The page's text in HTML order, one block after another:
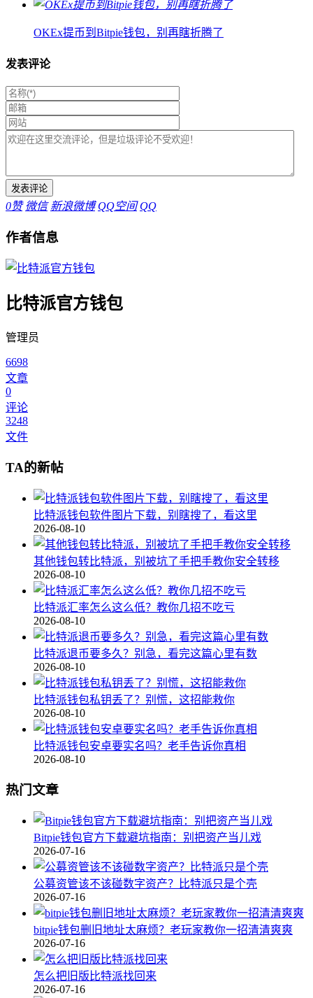
OKEx提币到Bitpie钱包，别再瞎折腾了
发表评论
0赞 微信 新浪微博 QQ空间 QQ
作者信息
比特派官方钱包
管理员
6698
文章
0
评论
3248
文件
TA的新帖
比特派钱包软件图片下载，别瞎搜了，看这里
2026-08-10
其他钱包转比特派，别被坑了手把手教你安全转移
2026-08-10
比特派汇率怎么这么低？教你几招不吃亏
2026-08-10
比特派退币要多久？别急，看完这篇心里有数
2026-08-10
比特派钱包私钥丢了？别慌，这招能救你
2026-08-10
比特派钱包安卓要实名吗？老手告诉你真相
2026-08-10
热门文章
Bitpie钱包官方下载避坑指南：别把资产当儿戏
2026-07-16
公募资管该不该碰数字资产？比特派只是个壳
2026-07-16
bitpie钱包删旧地址太麻烦？老玩家教你一招清清爽爽
2026-07-16
怎么把旧版比特派找回来
2026-07-16